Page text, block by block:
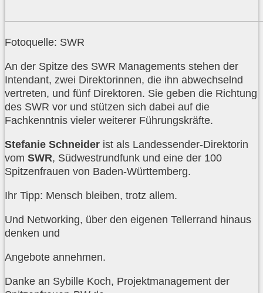
Fotoquelle: SWR
An der Spitze des SWR Managements stehen der
Intendant, zwei Direktorinnen, die ihn abwechselnd
vertreten, und fünf Direktoren. Sie geben die Richtung
des SWR vor und stützen sich dabei auf die
Fachkenntnis vieler weiterer Führungskräfte.
Stefanie Schneider ist als Landessender-Direktorin
vom SWR, Südwestrundfunk und eine der 100
Spitzenfrauen von Baden-Württemberg.
Ihr Tipp: Mensch bleiben, trotz allem.
Und Networking, über den eigenen Tellerrand hinaus
denken und
Angebote annehmen.
Danke an Sybille Koch, Projektmanagement der